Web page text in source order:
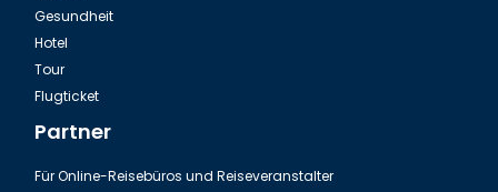
Gesundheit
Hotel
Tour
Flugticket
Partner
Für Online-Reisebüros und Reiseveranstalter